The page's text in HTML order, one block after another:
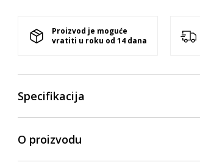
Proizvod je moguće
vratiti u roku od 14 dana
Specifikacija
O proizvodu